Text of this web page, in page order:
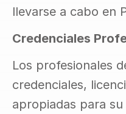
llevarse a cabo en
Credenciales
Los profesionales
credenciales,
apropiadas para